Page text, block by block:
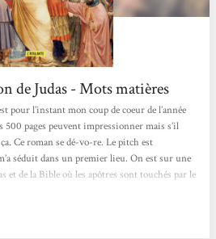
de Judas - Mots matières
pour l’instant mon coup de coeur de l’année
500 pages peuvent impressionner mais s’il
Ce roman se dé-vo-re. Le pitch est
séduit dans un premier lieu. On est sur une
et de la Bible où les apôtres sont touchés par le
immortalité se retrouve en fait être une